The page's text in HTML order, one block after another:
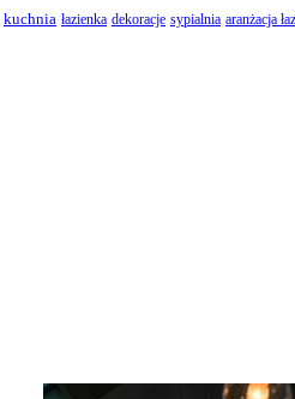
kuchnia łazienka dekoracje sypialnia aranżacja